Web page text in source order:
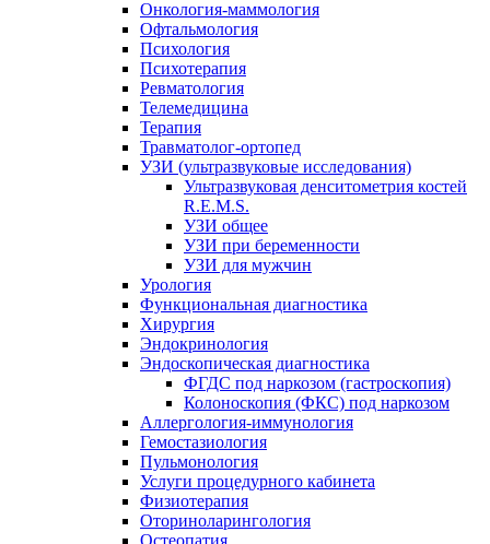
Онкология-маммология
Офтальмология
Психология
Психотерапия
Ревматология
Телемедицина
Терапия
Травматолог-ортопед
УЗИ (ультразвуковые исследования)
Ультразвуковая денситометрия костей
R.E.M.S.
УЗИ общее
УЗИ при беременности
УЗИ для мужчин
Урология
Функциональная диагностика
Хирургия
Эндокринология
Эндоскопическая диагностика
ФГДС под наркозом (гастроскопия)
Колоноскопия (ФКС) под наркозом
Аллергология-иммунология
Гемостазиология
Пульмонология
Услуги процедурного кабинета
Физиотерапия
Оториноларингология
Остеопатия